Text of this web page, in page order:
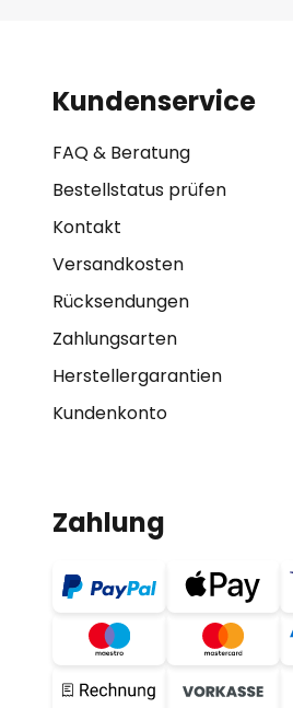
Kundenservice
FAQ & Beratung
Bestellstatus prüfen
Kontakt
Versandkosten
Rücksendungen
Zahlungsarten
Herstellergarantien
Kundenkonto
Zahlung